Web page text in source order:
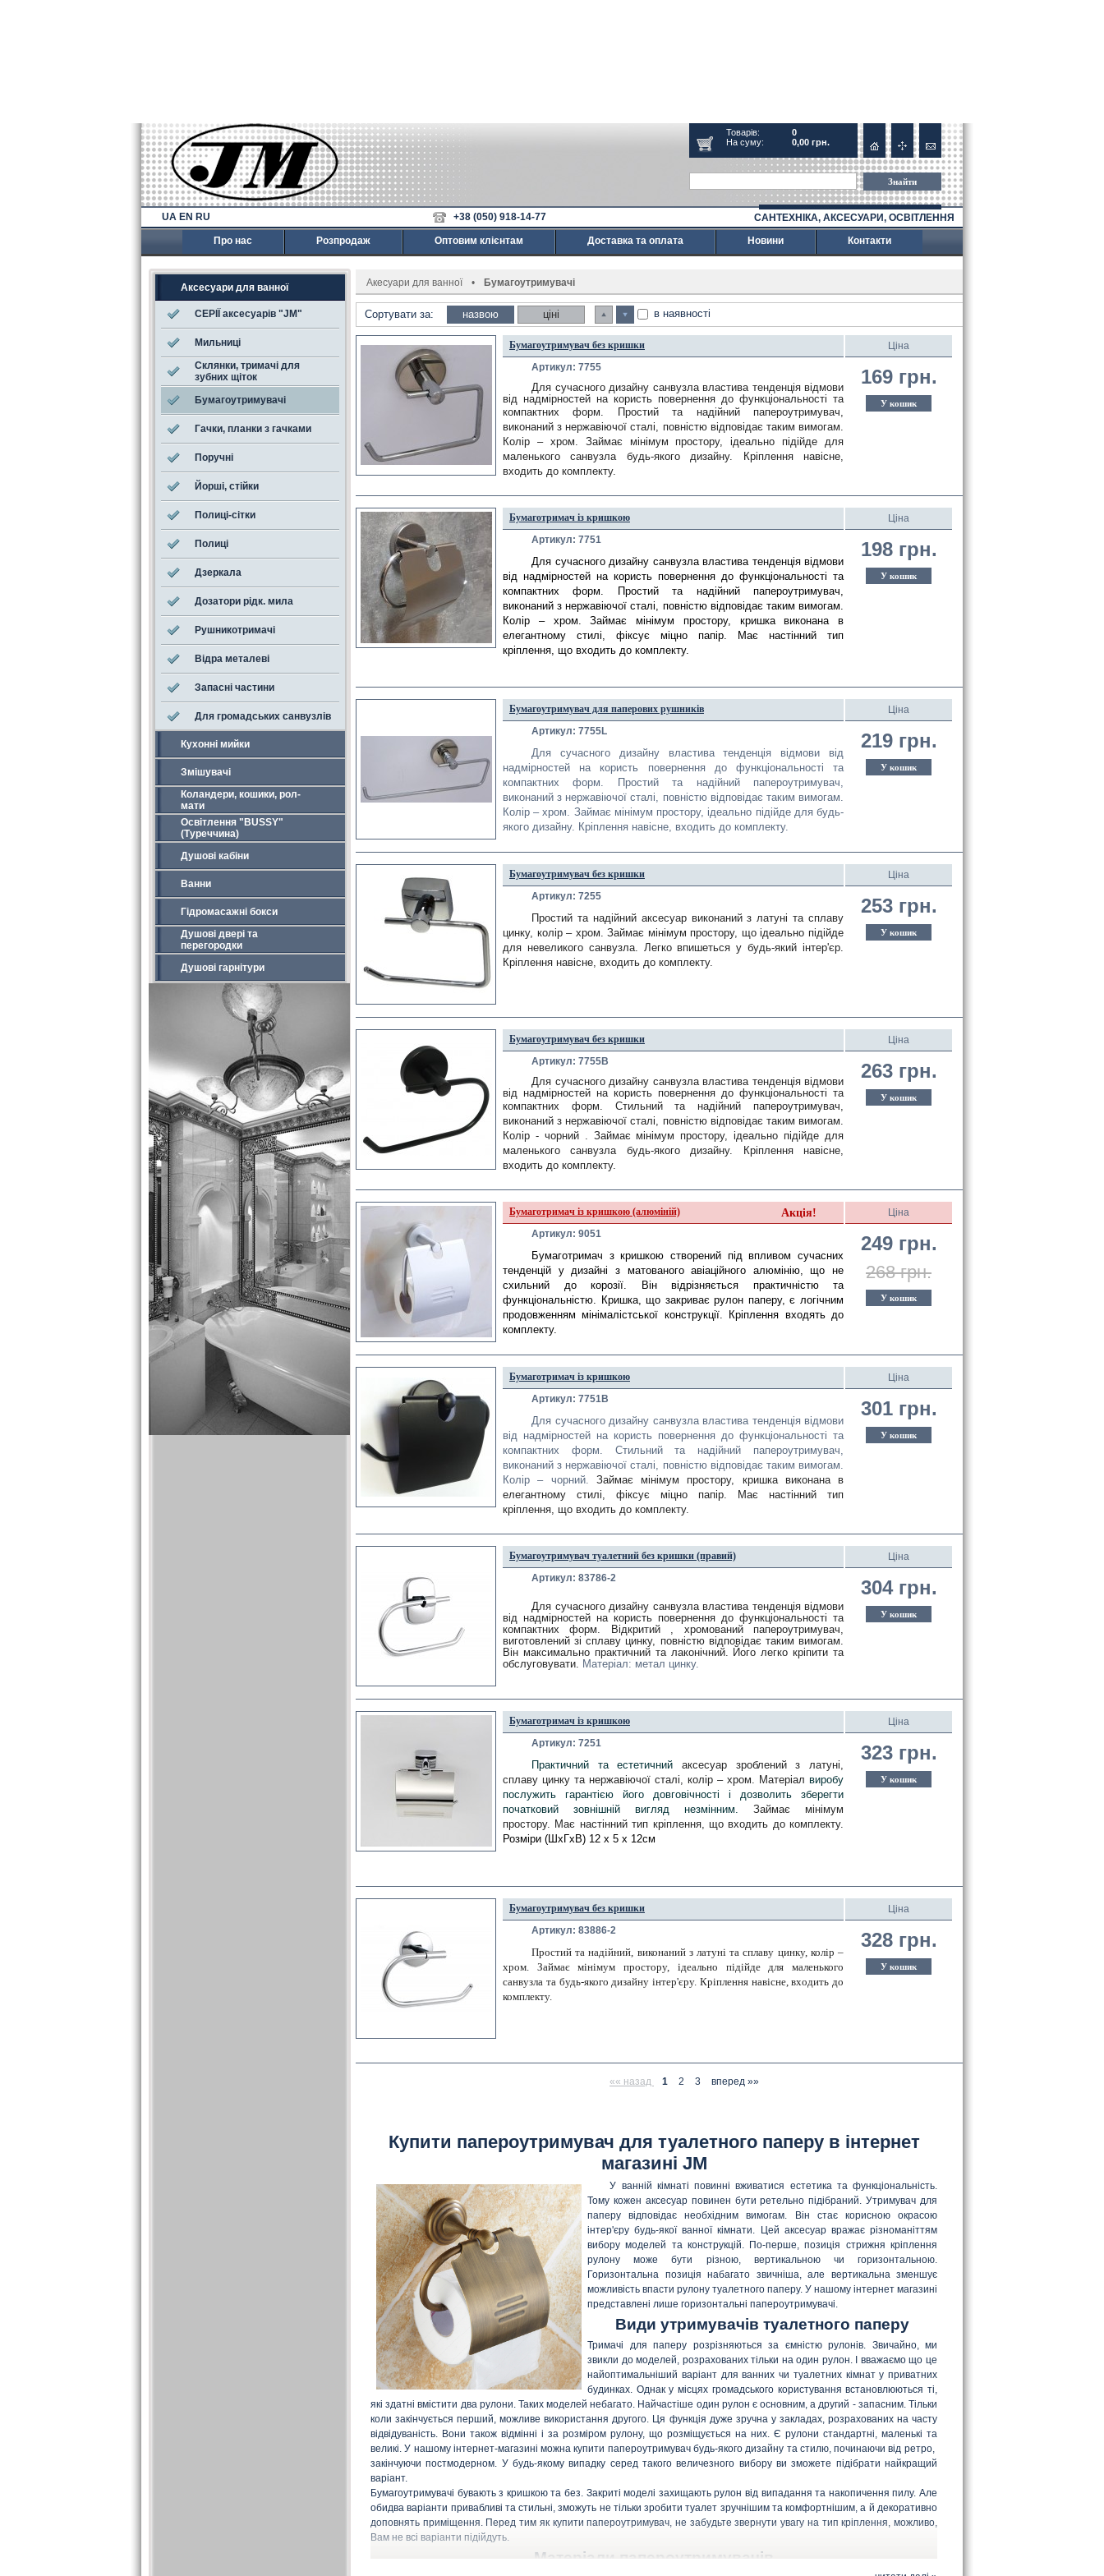
Товарів:
0
На суму:
0,00 грн.
САНТЕХНІКА, АКСЕСУАРИ, ОСВІТЛЕННЯ
UA EN RU +38 (050) 918-14-77
Знайти
Про нас Розпродаж Оптовим клієнтам Доставка та оплата Новини Контакти
Аксесуари для ванної
СЕРІЇ аксесуарів "JM"
Мильниці
Склянки, тримачі для
зубних щіток
Бумагоутримувачі
Гачки, планки з гачками
Поручні
Йорші, стійки
Полиці-сітки
Полиці
Дзеркала
Дозатори рідк. мила
Рушникотримачі
Відра металеві
Запасні частини
Для громадських санвузлів
Кухонні мийки
Змішувачі
Коландери, кошики, рол-
мати
Освітлення "BUSSY"
(Туреччина)
Душові кабіни
Ванни
Гідромасажні бокси
Душові двері та
перегородки
Душові гарнітури
Акесуари для ванної • Бумагоутримувачі
Сортувати за: назвою ціні в наявності
Бумагоутримувач без кришки
Артикул: 7755
Для сучасного дизайну санвузла властива тенденція відмови
від надмірностей на користь повернення до функціональності та
компактних форм. Простий та надійний папероутримувач,
виконаний з нержавіючої сталі, повністю відповідає таким вимогам.
Колір – хром. Займає мінімум простору, ідеально підійде для
маленького санвузла будь-якого дизайну. Кріплення навісне,
входить до комплекту.
Ціна
169 грн.
У кошик
Бумаготримач із кришкою
Артикул: 7751
Для сучасного дизайну санвузла властива тенденція відмови
від надмірностей на користь повернення до функціональності та
компактних форм. Простий та надійний папероутримувач,
виконаний з нержавіючої сталі, повністю відповідає таким вимогам.
Колір – хром.Займає мінімум простору, кришка виконана в
елегантному стилі, фіксує міцно папір. Має настінний тип
кріплення, що входить до комплекту.
Ціна
198 грн.
У кошик
Бумагоутримувач для паперових рушників
Артикул: 7755L
Для сучасного дизайну властива тенденція відмови від
надмірностей на користь повернення до функціональності та
компактних форм. Простий та надійний папероутримувач,
виконаний з нержавіючої сталі, повністю відповідає таким вимогам.
Колір – хром. Займає мінімум простору, ідеально підійде для будь-
якого дизайну. Кріплення навісне, входить до комплекту.
Ціна
219 грн.
У кошик
Бумагоутримувач без кришки
Артикул: 7255
Простий та надійний аксесуар виконаний з латуні та сплаву
цинку, колір – хром. Займає мінімум простору, що ідеально підійде
для невеликого санвузла. Легко впишеться у будь-який інтер'єр.
Кріплення навісне, входить до комплекту.
Ціна
253 грн.
У кошик
Бумагоутримувач без кришки
Артикул: 7755B
Для сучасного дизайну санвузла властива тенденція відмови
від надмірностей на користь повернення до функціональності та
компактних форм. Стильний та надійний папероутримувач,
виконаний з нержавіючої сталі, повністю відповідає таким вимогам.
Колір - чорний . Займає мінімум простору, ідеально підійде для
маленького санвузла будь-якого дизайну. Кріплення навісне,
входить до комплекту.
Ціна
263 грн.
У кошик
Бумаготримач із кришкою (алюміній) Акція!
Артикул: 9051
Бумаготримач з кришкою створений під впливом сучасних
тенденцій у дизайні з матованого авіаційного алюмінію, що не
схильний до корозії. Він відрізняється практичністю та
функціональністю. Кришка, що закриває рулон паперу, є логічним
продовженням мінімалістської конструкції. Кріплення входять до
комплекту.
Ціна
249 грн.
268 грн.
У кошик
Бумаготримач із кришкою
Артикул: 7751B
Для сучасного дизайну санвузла властива тенденція відмови
від надмірностей на користь повернення до функціональності та
компактних форм. Стильний та надійний папероутримувач,
виконаний з нержавіючої сталі, повністю відповідає таким вимогам.
Колір – чорний. Займає мінімум простору, кришка виконана в
елегантному стилі, фіксує міцно папір. Має настінний тип
кріплення, що входить до комплекту.
Ціна
301 грн.
У кошик
Бумагоутримувач туалетний без кришки (правий)
Артикул: 83786-2
Для сучасного дизайну санвузла властива тенденція відмови
від надмірностей на користь повернення до функціональності та
компактних форм. Відкритий , хромований папероутримувач,
виготовлений зі сплаву цинку, повністю відповідає таким вимогам.
Він максимально практичний та лаконічний. Його легко кріпити та
обслуговувати. Матеріал: метал цинку.
Ціна
304 грн.
У кошик
Бумаготримач із кришкою
Артикул: 7251
Практичний та естетичний аксесуар зроблений з латуні,
сплаву цинку та нержавіючої сталі, колір – хром. Матеріал виробу
послужить гарантією його довговічності і дозволить зберегти
початковий зовнішній вигляд незмінним. Займає мінімум
простору.
Розміри (ШхГхВ) 12 х 5 х 12см
Ціна
323 грн.
У кошик
Бумагоутримувач без кришки
Артикул: 83886-2
Простий та надійний, виконаний з латуні та сплаву цинку, колір –
хром. Займає мінімум простору, ідеально підійде для маленького
санвузла та будь-якого дизайну інтер'єру. Кріплення навісне, входить до
комплекту.
Ціна
328 грн.
У кошик
«« назад 1 2 3 вперед »»
Купити папероутримувач для туалетного паперу в інтернет
магазині JM
У ванній кімнаті повинні вживатися естетика та функціональність.
Тому кожен аксесуар повинен бути ретельно підібраний. Утримувач для
паперу відповідає необхідним вимогам. Він стає корисною окрасою
інтер'єру будь-якої ванної кімнати. Цей аксесуар вражає різноманіттям
вибору моделей та конструкцій. По-перше, позиція стрижня кріплення
рулону може бути різною, вертикальною чи горизонтальною.
Горизонтальна позиція набагато звичніша, але вертикальна зменшує
можливість впасти рулону туалетного паперу. У нашому інтернет магазині
представлені лише горизонтальні папероутримувачі.
Види утримувачів туалетного паперу
Тримачі для паперу розрізняються за ємністю рулонів. Звичайно, ми
звикли до моделей, розрахованих тільки на один рулон. І вважаємо що це
найоптимальніший варіант для ванних чи туалетних кімнат у приватних
будинках. Однак у місцях громадського користування встановлюються ті,
які здатні вмістити два рулони. Таких моделей небагато. Найчастіше один рулон є основним, а другий - запасним. Тільки
коли закінчується перший, можливе використання другого. Ця функція дуже зручна у закладах, розрахованих на часту
відвідуваність. Вони також відмінні і за розміром рулону, що розміщується на них. Є рулони стандартні, маленькі та
великі. У нашому інтернет-магазині можна купити папероутримувач будь-якого дизайну та стилю, починаючи від ретро, ​​
закінчуючи постмодерном. У будь-якому випадку серед такого величезного вибору ви зможете підібрати найкращий
варіант.
Бумагоутримувачі бувають з кришкою та без. Закриті моделі захищають рулон від випадання та накопичення пилу. Але
обидва варіанти привабливі та стильні, зможуть не тільки зробити туалет зручнішим та комфортнішим, а й декоративно
доповнять приміщення. Перед тим як купити папероутримувач, не забудьте звернути увагу на тип кріплення, можливо,
Вам не всі варіанти підійдуть.
Матеріали папероутримувачів